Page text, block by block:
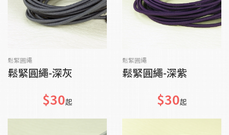
鬆緊圓繩
鬆緊圓繩-深灰
$30起
鬆緊圓繩
鬆緊圓繩-深紫
$30起